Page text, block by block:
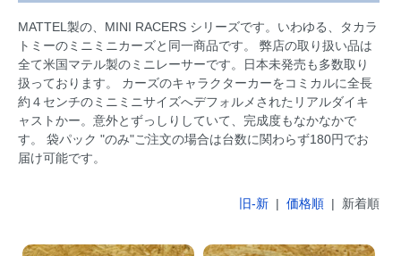
MATTEL製の、MINI RACERS シリーズです。いわゆる、タカラ
トミーのミニミニカーズと同一商品です。 弊店の取り扱い品は
全て米国マテル製のミニレーサーです。日本未発売も多数取り
扱っております。 カーズのキャラクターカーをコミカルに全長
約４センチのミニミニサイズへデフォルメされたリアルダイキ
ャストかー。意外とずっしりしていて、完成度もなかなかで
す。 袋パック "のみ"ご注文の場合は台数に関わらず180円でお
届け可能です。
旧-新| 価格順| 新着順